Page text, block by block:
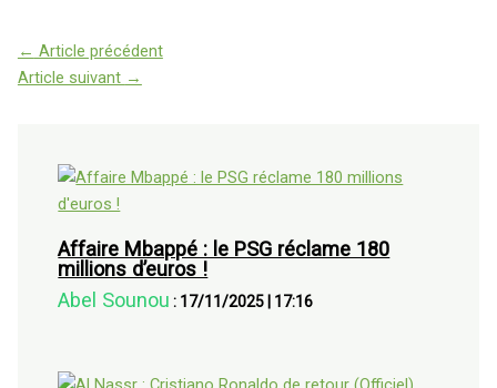
← Article précédent
Article suivant →
Affaire Mbappé : le PSG réclame 180
millions d’euros !
Abel Sounou : 17/11/2025 17:16